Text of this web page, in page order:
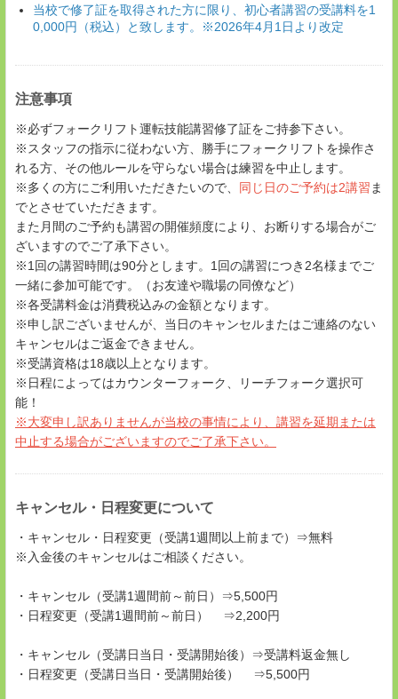
当校で修了証を取得された方に限り、初心者講習の受講料を1
0,000円（税込）と致します。※2026年4月1日より改定
注意事項
※必ずフォークリフト運転技能講習修了証をご持参下さい。
※スタッフの指示に従わない方、勝手にフォークリフトを操作さ
れる方、その他ルールを守らない場合は練習を中止します。
※多くの方にご利用いただきたいので、 同じ日のご予約は2講習 ま
でとさせていただきます。
また月間のご予約も講習の開催頻度により、お断りする場合がご
ざいますのでご了承下さい。
※1回の講習時間は90分とします。1回の講習につき2名様までご
一緒に参加可能です。（お友達や職場の同僚など）
※各受講料金は消費税込みの金額となります。
※申し訳ございませんが、当日のキャンセルまたはご連絡のない
キャンセルはご返金できません。
※受講資格は18歳以上となります。
※日程によってはカウンターフォーク、リーチフォーク選択可
能！
※大変申し訳ありませんが当校の事情により、講習を延期または
中止する場合がございますのでご了承下さい。
キャンセル・日程変更について
・キャンセル・日程変更（受講1週間以上前まで）⇒無料
※入金後のキャンセルはご相談ください。
・キャンセル（受講1週間前～前日）⇒5,500円
・日程変更（受講1週間前～前日） ⇒2,200円
・キャンセル（受講日当日・受講開始後）⇒受講料返金無し
・日程変更（受講日当日・受講開始後） ⇒5,500円